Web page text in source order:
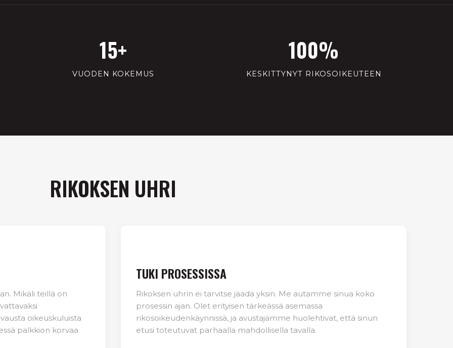
15+
VUODEN KOKEMUS
100%
KESKITTYNYT RIKOSOIKEUTEEN
RIKOKSEN UHRI
Mikäli teillä on
oikeuskuluista
palkkion korvaa
TUKI PROSESSISSA
Rikoksen uhrin ei tarvitse jäädä yksin. Me autamme sinua koko
prosessin ajan. Olet erityisen tärkeässä asemassa
rikosoikeudenkäynnissä, ja avustajamme huolehtivat, että sinun
etusi toteutuvat parhaalla mahdollisella tavalla.